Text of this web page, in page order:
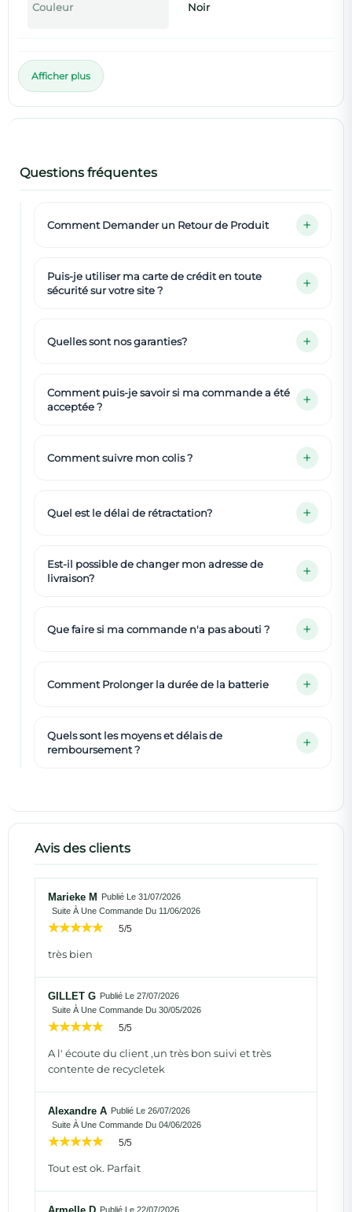
Couleur Noir
Afficher plus
Questions fréquentes
Comment Demander un Retour de Produit
Puis-je utiliser ma carte de crédit en toute
sécurité sur votre site ?
Quelles sont nos garanties?
Comment puis-je savoir si ma commande a été
acceptée ?
Comment suivre mon colis ?
Quel est le délai de rétractation?
Est-il possible de changer mon adresse de
livraison?
Que faire si ma commande n'a pas abouti ?
Comment Prolonger la durée de la batterie
Quels sont les moyens et délais de
remboursement ?
Avis des clients
Marieke M
Publié Le 31/07/2026
Suite À Une Commande Du 11/06/2026
5/5
très bien
GILLET G Publié Le 27/07/2026
Suite À Une Commande Du 30/05/2026
5/5
A l' écoute du client ,un très bon suivi et très
contente de recycletek
Alexandre A Publié Le 26/07/2026
Suite À Une Commande Du 04/06/2026
5/5
Tout est ok. Parfait
Publié Le 22/07/2026